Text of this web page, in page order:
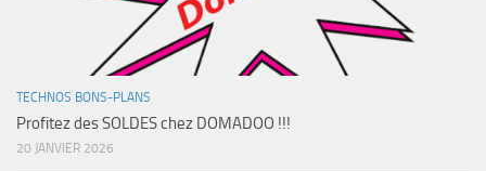
TECHNOS BONS-PLANS
Profitez des SOLDES chez DOMADOO !!!
20 JANVIER 2026